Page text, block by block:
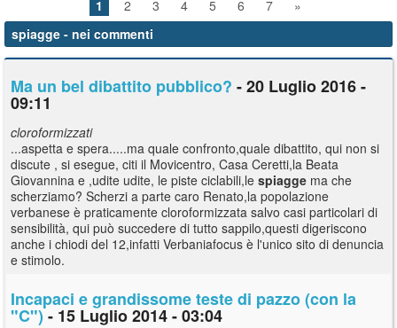
1 2 3 4 5 6 7
»
spiagge - nei commenti
Ma un bel dibattito pubblico? - 20 Luglio 2016 -
09:11
cloroformizzati
...aspetta e spera.....ma quale confronto,quale dibattito, qui non si
discute , si esegue, citi il Movicentro, Casa Ceretti,la Beata
Giovannina e ,udite udite, le piste ciclabili,le spiagge ma che
scherziamo? Scherzi a parte caro Renato,la popolazione
verbanese è praticamente cloroformizzata salvo casi particolari di
sensibilità, qui può succedere di tutto sappilo,questi digeriscono
anche i chiodi del 12,infatti Verbaniafocus è l'unico sito di denuncia
e stimolo.
Incapaci e grandissome teste di pazzo (con la
"C")- 15 Luglio 2014 - 03:04